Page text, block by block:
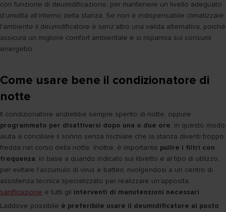
con funzione di deumidificazione, per mantenere un livello adeguato
d’umidità all’interno della stanza. Se non è indispensabile climatizzare
l’ambiente il deumidificatore è senz’altro una valida alternativa, poiché
assicura un migliore comfort ambientale e si risparmia sui consumi
energetici.
Come usare bene il condizionatore di
notte
Il condizionatore andrebbe sempre spento di notte, oppure
programmato per disattivarsi dopo una o due ore, in questo modo
aiuta a conciliare il sonno senza rischiare che la stanza diventi troppo
fredda nel corso della notte. Inoltre, è importante pulire i filtri con
frequenza, in base a quando indicato sul libretto e al tipo di utilizzo,
per evitare l’accumulo di virus e batteri, rivolgendosi a un centro di
assistenza tecnica specializzato per realizzare un’apposita
sanificazione e tutti gli interventi di manutenzioni necessari.
Laddove possibile è preferibile usare il deumidificatore al posto